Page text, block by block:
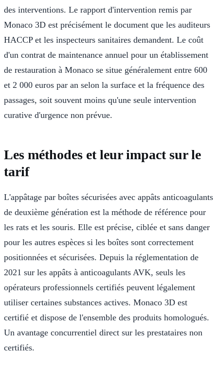
des interventions. Le rapport d'intervention remis par
Monaco 3D est précisément le document que les auditeurs
HACCP et les inspecteurs sanitaires demandent. Le coût
d'un contrat de maintenance annuel pour un établissement
de restauration à Monaco se situe généralement entre 600
et 2 000 euros par an selon la surface et la fréquence des
passages, soit souvent moins qu'une seule intervention
curative d'urgence non prévue.
Les méthodes et leur impact sur le
tarif
L'appâtage par boîtes sécurisées avec appâts anticoagulants
de deuxième génération est la méthode de référence pour
les rats et les souris. Elle est précise, ciblée et sans danger
pour les autres espèces si les boîtes sont correctement
positionnées et sécurisées. Depuis la réglementation de
2021 sur les appâts à anticoagulants AVK, seuls les
opérateurs professionnels certifiés peuvent légalement
utiliser certaines substances actives. Monaco 3D est
certifié et dispose de l'ensemble des produits homologués.
Un avantage concurrentiel direct sur les prestataires non
certifiés.